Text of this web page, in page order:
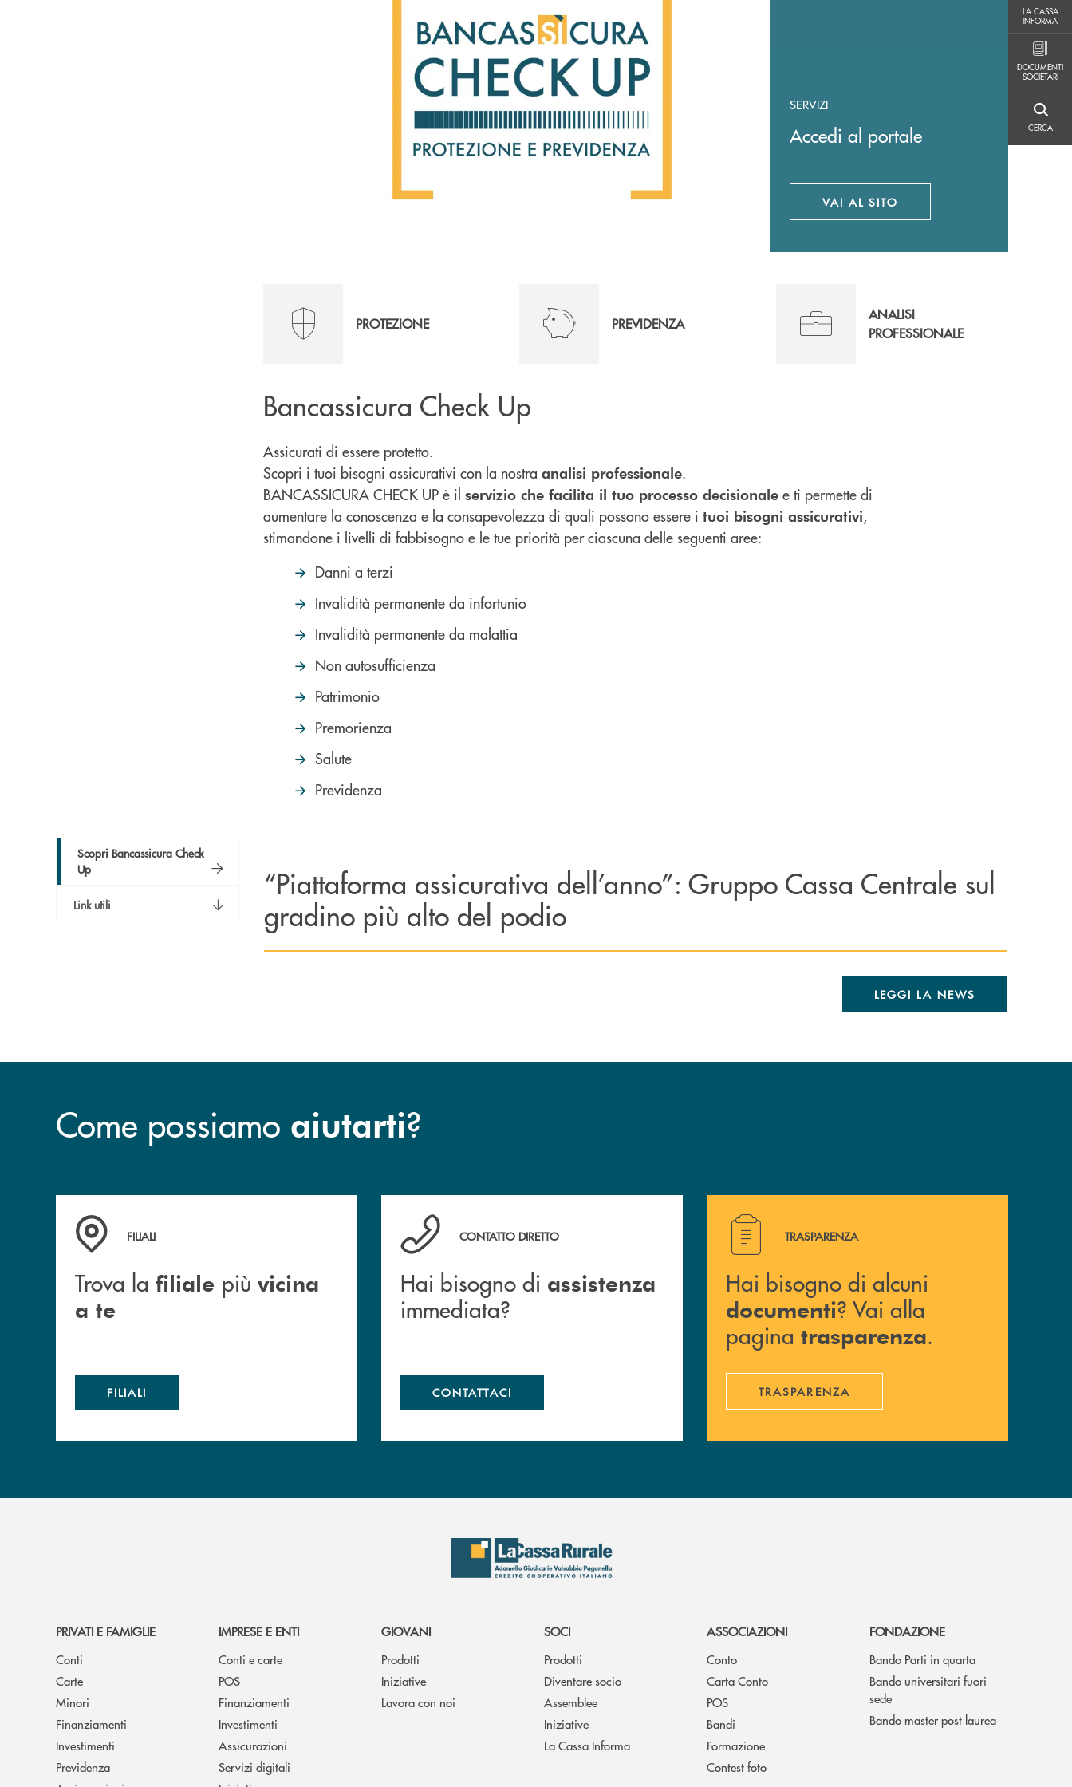
LA CASSA
INFORMA
DOCUMENTI
SOCIETARI
CERCA
SERVIZI
Accedi al portale
VAI AL SITOAPRE UNA NUOVA FINESTRA
Scopri Bancassicura Check
Up
Link utili
PROTEZIONE PREVIDENZA
ANALISI
PROFESSIONALE
Bancassicura Check Up
Assicurati di essere protetto.
Scopri i tuoi bisogni assicurativi con la nostra analisi professionale.
BANCASSICURA CHECK UP è il servizio che facilita il tuo processo decisionale e ti permette di
aumentare la conoscenza e la consapevolezza di quali possono essere i tuoi bisogni assicurativi,
stimandone i livelli di fabbisogno e le tue priorità per ciascuna delle seguenti aree:
Danni a terzi
Invalidità permanente da infortunio
Invalidità permanente da malattia
Non autosufficienza
Patrimonio
Premorienza
Salute
Previdenza
“Piattaforma assicurativa dell’anno”: Gruppo Cassa Centrale sul
gradino più alto del podio
LEGGI LA NEWS
Come possiamo aiutarti?
Trova la filiale più vicina a te
FILIALI
Trova la filiale più vicina
a te
FILIALI
Hai bisogno di assistenza immediata?
CONTATTO DIRETTO
Hai bisogno di assistenza
immediata?
CONTATTACI
Hai bisogno di alcuni documenti ? Vai alla pagina
TRASPARENZA
Hai bisogno di alcuni
documenti? Vai alla
pagina trasparenza.
TRASPARENZA
PRIVATI E FAMIGLIE
Conti
Carte
Minori
Finanziamenti
Investimenti
Previdenza
IMPRESE E ENTI
Conti e carte
POS
Finanziamenti
Investimenti
Assicurazioni
Servizi digitali
GIOVANI
Prodotti
Iniziative
Lavora con noi
SOCI
Prodotti
Diventare socio
Assemblee
Iniziative
La Cassa Informa
ASSOCIAZIONI
Conto
Carta Conto
POS
Bandi
Formazione
Contest foto
FONDAZIONE
Bando Parti in quarta
Bando universitari fuori
sede
Bando master post laurea